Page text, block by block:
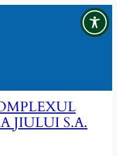
JIULUI S.A.